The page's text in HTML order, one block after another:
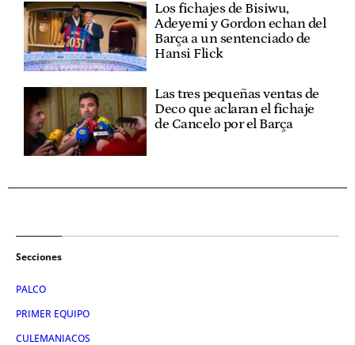
Los fichajes de Bisiwu,
Adeyemi y Gordon echan del
Barça a un sentenciado de
Hansi Flick
Las tres pequeñas ventas de
Deco que aclaran el fichaje
de Cancelo por el Barça
Secciones
PALCO
PRIMER EQUIPO
CULEMANIACOS